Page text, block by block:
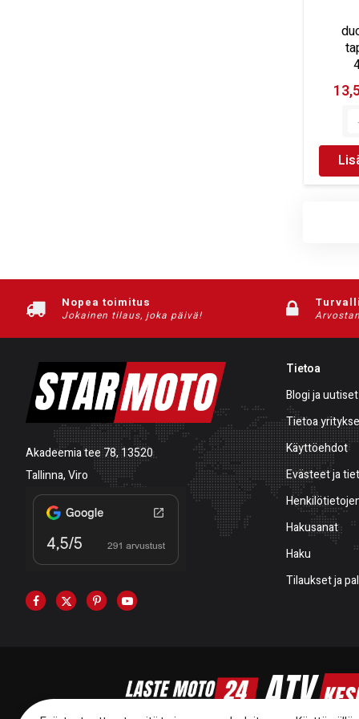
Nopea toimitus
Jokainen tilaus, joka päivä!
Akadeemia tee 78, 13520
Tallinna, Viro
Tietoa
Blogi ja uutiset
Tietoa
Käyttöehdot
Evästeet ja
Hakusanat
Haku
Tilaukset ja